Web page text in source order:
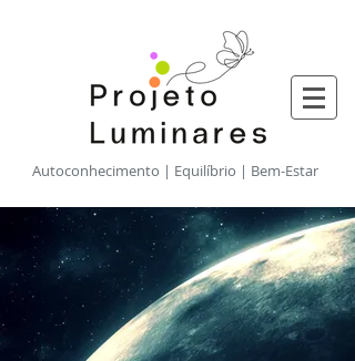
​Autoconhecimento | Equilíbrio | Bem-Estar